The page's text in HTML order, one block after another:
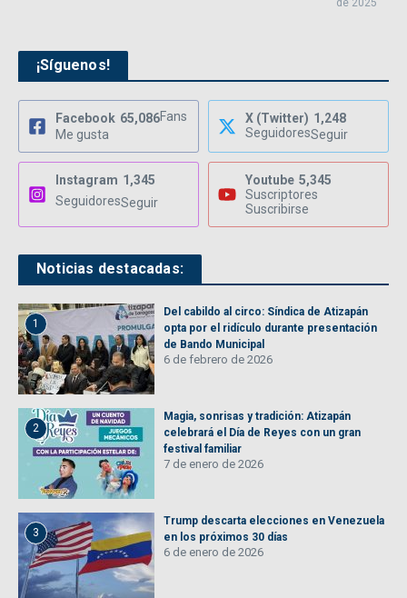
¡Síguenos!
Facebook 65,086Fans
Me gusta
X (Twitter) 1,248
SeguidoresSeguir
Instagram 1,345
SeguidoresSeguir
Youtube 5,345
Suscriptores
Suscribirse
Noticias destacadas:
1
Del cabildo al circo: Síndica de Atizapán
opta por el ridículo durante presentación
de Bando Municipal
6 de febrero de 2026
2
Magia, sonrisas y tradición: Atizapán
celebrará el Día de Reyes con un gran
festival familiar
7 de enero de 2026
3
Trump descarta elecciones en Venezuela
en los próximos 30 días
6 de enero de 2026